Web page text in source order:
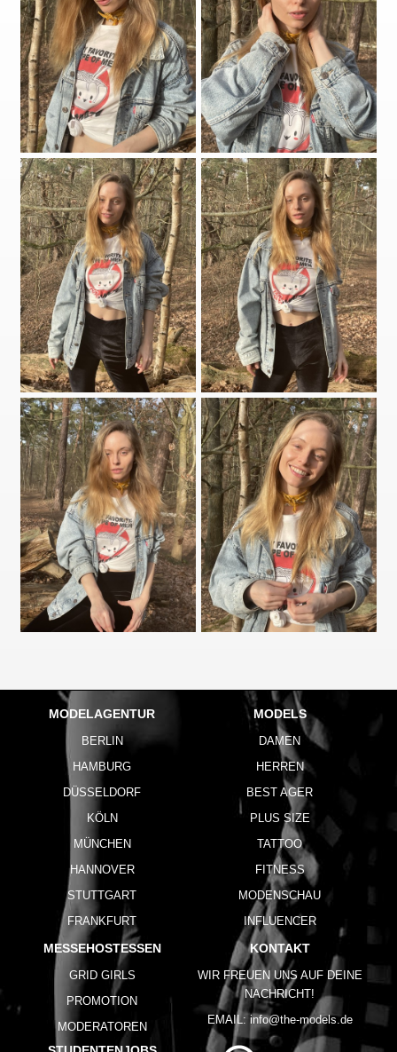
MODELAGENTUR
BERLIN
HAMBURG
DÜSSELDORF
KÖLN
MÜNCHEN
HANNOVER
STUTTGART
FRANKFURT
MODELS
DAMEN
HERREN
BEST AGER
PLUS SIZE
TATTOO
FITNESS
MODENSCHAU
INFLUENCER
MESSEHOSTESSEN
GRID GIRLS
PROMOTION
MODERATOREN
KONTAKT
WIR FREUEN UNS AUF DEINE
NACHRICHT!
EMAIL: info@the-models.de